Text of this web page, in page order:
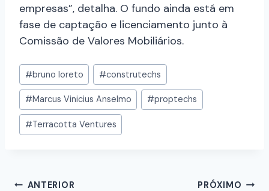
empresas”, detalha. O fundo ainda está em
fase de captação e licenciamento junto à
Comissão de Valores Mobiliários.
#bruno loreto #construtechs
#Marcus Vinicius Anselmo #proptechs
#Terracotta Ventures
ANTERIOR PRÓXIMO